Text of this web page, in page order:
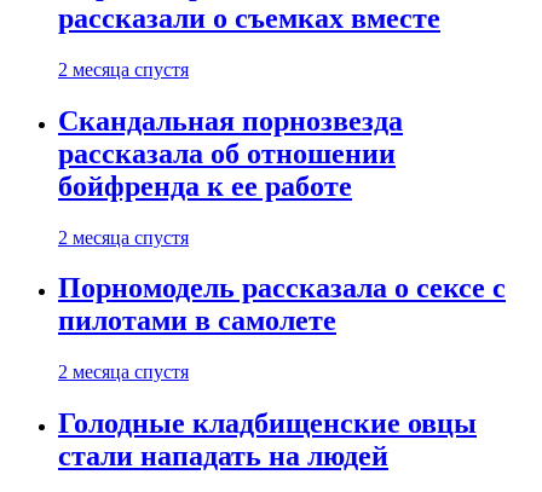
рассказали о съемках вместе
2 месяца спустя
Скандальная порнозвезда
рассказала об отношении
бойфренда к ее работе
2 месяца спустя
Порномодель рассказала о сексе с
пилотами в самолете
2 месяца спустя
Голодные кладбищенские овцы
стали нападать на людей